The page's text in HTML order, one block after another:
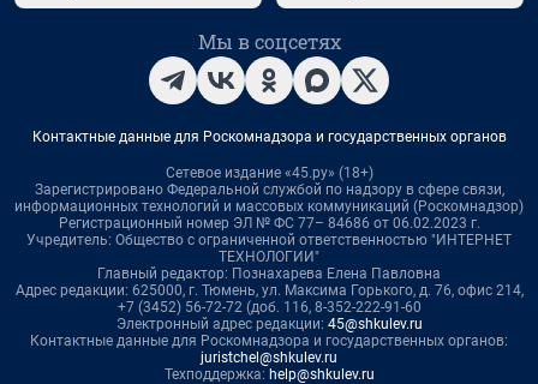
Мы в соцсетях
Контактные данные для Роскомнадзора и государственных органов
Сетевое издание «45.ру» (18+)
Зарегистрировано Федеральной службой по надзору в сфере связи,
информационных технологий и массовых коммуникаций (Роскомнадзор)
Регистрационный номер ЭЛ № ФС 77– 84686 от 06.02.2023 г.
Учредитель: Общество с ограниченной ответственностью "ИНТЕРНЕТ
ТЕХНОЛОГИИ"
Главный редактор: Познахарева Елена Павловна
Адрес редакции: 625000, г. Тюмень, ул. Максима Горького, д. 76, офис 214,
+7 (3452) 56-72-72 (доб. 116, 8-352-222-91-60
Электронный адрес редакции: 45@shkulev.ru
Контактные данные для Роскомнадзора и государственных органов:
juristchel@shkulev.ru
Техподдержка: help@shkulev.ru